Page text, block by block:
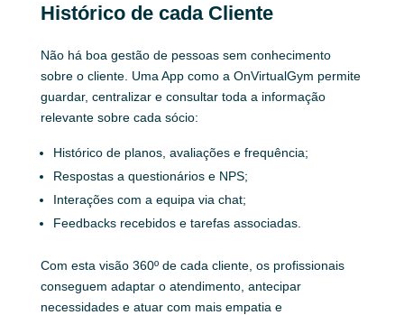
Histórico de cada Cliente
Não há boa gestão de pessoas sem conhecimento
sobre o cliente. Uma App como a OnVirtualGym permite
guardar, centralizar e consultar toda a informação
relevante sobre cada sócio:
Histórico de planos, avaliações e frequência;
Respostas a questionários e NPS;
Interações com a equipa via chat;
Feedbacks recebidos e tarefas associadas.
Com esta visão 360º de cada cliente, os profissionais
conseguem adaptar o atendimento, antecipar
necessidades e atuar com mais empatia e